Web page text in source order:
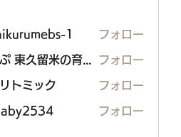
1 フォロー
ままっぷ 東久留米の育児応援マップを作る会 フォロー
トミック フォロー
フォロー